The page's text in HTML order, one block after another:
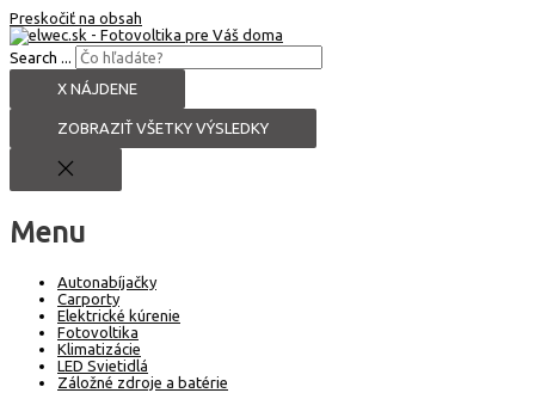
Preskočiť na obsah
Search ...
X NÁJDENE
ZOBRAZIŤ VŠETKY VÝSLEDKY
Menu
Autonabíjačky
Carporty
Elektrické kúrenie
Fotovoltika
Klimatizácie
LED Svietidlá
Záložné zdroje a batérie